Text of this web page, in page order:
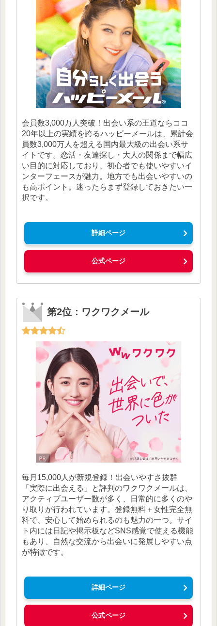
会員数3,000万人突破！出会い系の王道ならココ
20年以上の実績を誇るハッピーメールは、累計会
員数3,000万人を超える国内最大級の出会い系サ
イトです。恋活・友達探し・大人の関係まで幅広
い目的に対応しており、初心者でも使いやすいイ
ンターフェースが魅力。地方でも出会いやすいの
も高ポイント。迷ったらまず登録しておきたい一
択です。
詳細ページ
公式ページ
第2位：ワクワクメール
毎月15,000人が新規登録！出会いやすさ抜群
「実際に出会える」と評判のワクワクメールは、
アクティブユーザー数が多く、日常的に多くのや
り取りが行われています。登録無料＋女性完全無
料で、安心して始められるのも魅力の一つ。サイ
ト内には日記や掲示板などSNS感覚で使える機能
もあり、自然な交流から出会いに発展しやすい点
が特徴です。
詳細ページ
公式ページ